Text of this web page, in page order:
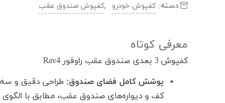
دسته: کفپوش خودرو ,کفپوش صندوق عقب
معرفی کوتاه
کفپوش 3 بعدی صندوق عقب راوفور Rav4
پوشش کامل فضای صندوق: طراحی دقیق و
کف و دیواره‌های صندوق عقب، مطابق با